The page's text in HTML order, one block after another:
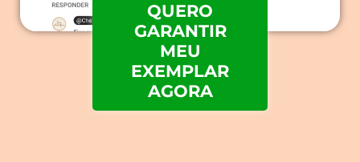
QUERO
GARANTIR
MEU
EXEMPLAR
AGORA